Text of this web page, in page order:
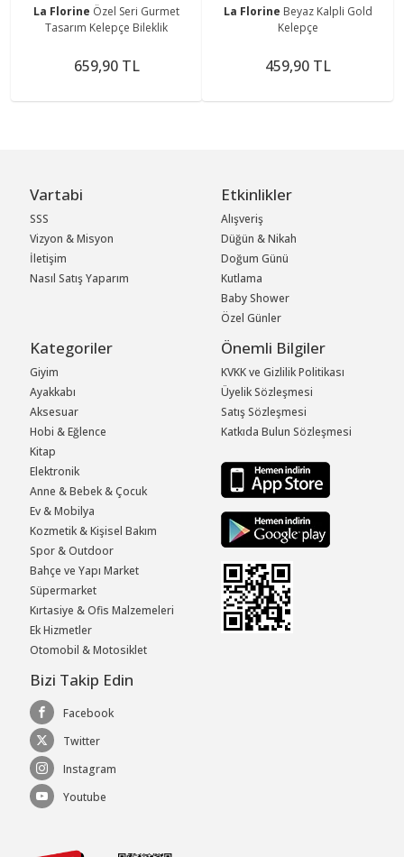
La Florine Özel Seri Gurmet
Tasarım Kelepçe Bileklik
659,90 TL
La Florine Beyaz Kalpli Gold
Kelepçe
459,90 TL
Vartabi
SSS
Vizyon & Misyon
İletişim
Nasıl Satış Yaparım
Etkinlikler
Alışveriş
Düğün & Nikah
Doğum Günü
Kutlama
Baby Shower
Özel Günler
Kategoriler
Giyim
Ayakkabı
Aksesuar
Hobi & Eğlence
Kitap
Elektronik
Anne & Bebek & Çocuk
Ev & Mobilya
Kozmetik & Kişisel Bakım
Spor & Outdoor
Bahçe ve Yapı Market
Süpermarket
Kırtasiye & Ofis Malzemeleri
Ek Hizmetler
Otomobil & Motosiklet
Önemli Bilgiler
KVKK ve Gizlilik Politikası
Üyelik Sözleşmesi
Satış Sözleşmesi
Katkıda Bulun Sözleşmesi
Bizi Takip Edin
Facebook
Twitter
Instagram
Youtube